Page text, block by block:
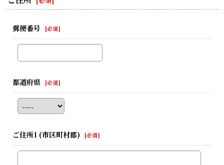
郵便番号 [必須]
都道府県 [必須]
ご住所1 (市区町村郡) [必須]